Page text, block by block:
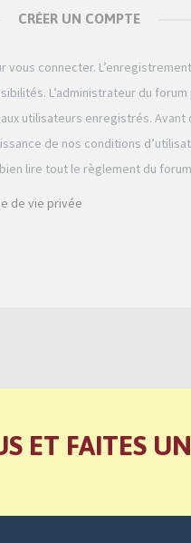
CRÉER UN COMPTE
connecter.
L’administrateur du
utilisateurs enregistrés.
de nos conditions
lire tout le règlement du
de vie privée
ET FAITES